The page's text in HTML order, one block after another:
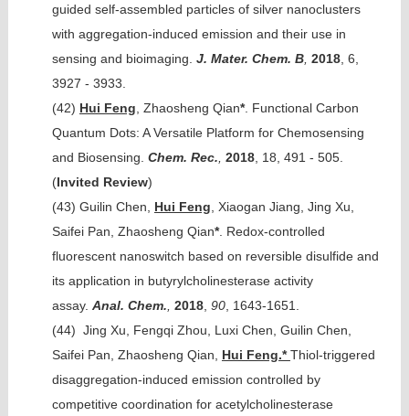
guided self-assembled particles of silver nanoclusters
with aggregation-induced emission and their use in
sensing and bioimaging. J. Mater. Chem. B, 2018, 6,
3927 - 3933.
(42) Hui Feng , Zhaosheng Qian*. Functional Carbon
Quantum Dots: A Versatile Platform for Chemosensing
and Biosensing. Chem. Rec. 2018, 18, 491 - 505.
(Invited Review)
(43) Guilin Chen, Hui Feng , Xiaogan Jiang, Jing Xu,
Saifei Pan, Zhaosheng Qian*. Redox-controlled
fluorescent nanoswitch based on reversible disulfide and
its application in butyrylcholinesterase activity
assay. Anal. Chem. 2018, 90, 1643-1651.
(44) Jing Xu, Fengqi Zhou, Luxi Chen, Guilin Chen,
Saifei Pan, Zhaosheng Qian, Hui Feng.*Thiol-triggered
disaggregation-induced emission controlled by
competitive coordination for acetylcholinesterase